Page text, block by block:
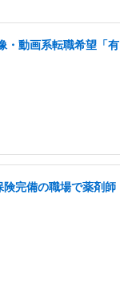
・動画系転職希望「有
完備の職場で薬剤師